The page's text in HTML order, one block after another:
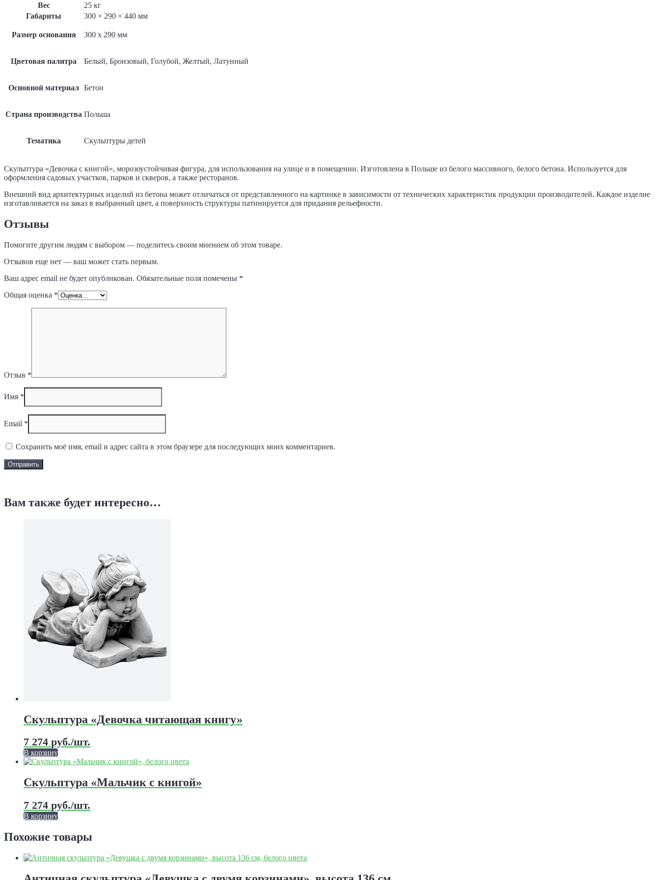
Вес
25 кг
Габариты
300 × 290 × 440 мм
Размер основания 300 x 290 мм
Цветовая палитра Белый, Бронзовый, Голубой, Желтый, Латунный
Основной материал Бетон
Страна производства Польша
Тематика Скульптуры детей
Скульптура «Девочка с книгой», морозоустойчивая фигура, для использования на улице и в помещении. Изготовлена в Польше из белого массивного, белого бетона. Используется для
оформления садовых участков, парков и скверов, а также ресторанов.
Внешний вид архитектурных изделий из бетона может отличаться от представленного на картинке в зависимости от технических характеристик продукции производителей. Каждое изделие
изготавливается на заказ в выбранный цвет, а поверхность структуры патинируется для придания рельефности.
Отзывы
Помогите другим людям с выбором — поделитесь своим мнением об этом товаре.
Отзывов еще нет — ваш может стать первым.
Ваш адрес email не будет опубликован. Обязательные поля помечены *
Общая оценка *
Отзыв *
Имя *
Email *
Сохранить моё имя, email и адрес сайта в этом браузере для последующих моих комментариев.
Вам также будет интересно…
Скульптура «Девочка читающая книгу»
7 274 руб./шт.
В корзину
Этот
имеет
несколько
Опции
можно
выбрать
странице
Скульптура «Мальчик с книгой»
7 274 руб./шт.
В корзину
имеет
вариаций.
можно
Похожие товары